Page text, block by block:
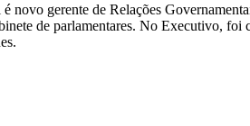
novo gerente de Relações
de parlamentares. No Executivo,